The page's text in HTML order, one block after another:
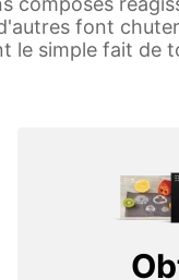
font
le simple fait de